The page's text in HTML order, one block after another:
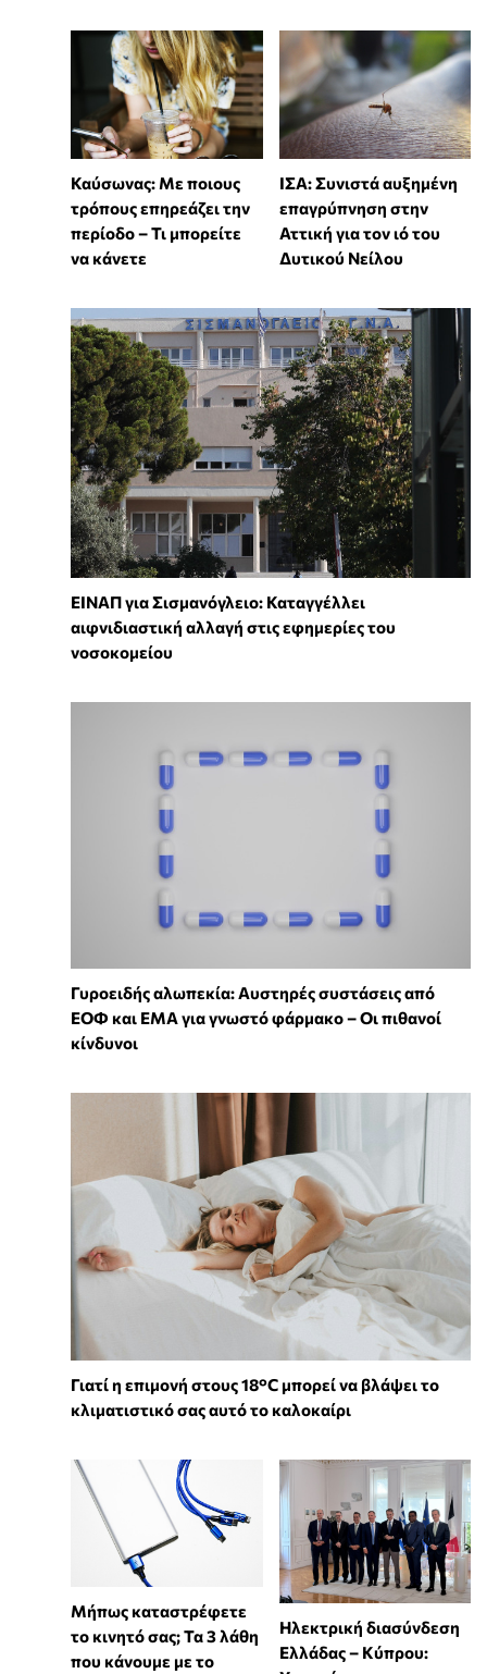
Καύσωνας: Με ποιους
τρόπους επηρεάζει την
περίοδο – Τι μπορείτε
να κάνετε
ΙΣΑ: Συνιστά αυξημένη
επαγρύπνηση στην
Αττική για τον ιό του
Δυτικού Νείλου
ΕΙΝΑΠ για Σισμανόγλειο: Καταγγέλλει
αιφνιδιαστική αλλαγή στις εφημερίες του
νοσοκομείου
Γυροειδής αλωπεκία: Αυστηρές συστάσεις από
ΕΟΦ και EMA για γνωστό φάρμακο – Οι πιθανοί
κίνδυνοι
Γιατί η επιμονή στους 18°C μπορεί να βλάψει το
κλιματιστικό σας αυτό το καλοκαίρι
Μήπως καταστρέφετε
το κινητό σας; Τα 3 λάθη
που κάνουμε με το
Ηλεκτρική διασύνδεση
Ελλάδας – Κύπρου: